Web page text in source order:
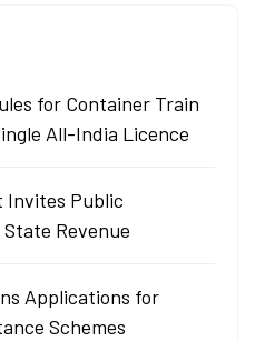
for Container Train
All-India Licence
Invites Public
Revenue
Applications for
Schemes